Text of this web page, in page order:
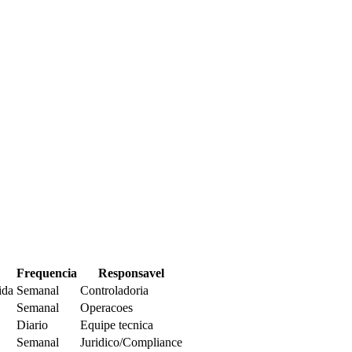
Frequencia
Responsavel
Semanal
Controladoria
Semanal
Operacoes
Diario
Equipe tecnica
Semanal
Juridico/Compliance